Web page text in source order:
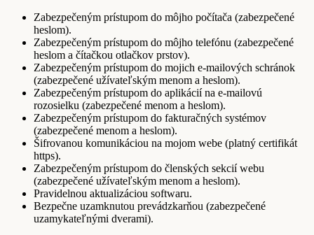
Zabezpečeným prístupom do môjho počítača (zabezpečené
heslom).
Zabezpečeným prístupom do môjho telefónu (zabezpečené
heslom a čítačkou otlačkov prstov).
Zabezpečeným prístupom do mojich e-mailových schránok
(zabezpečené užívateľským menom a heslom).
Zabezpečeným prístupom do aplikácií na e-mailovú
rozosielku (zabezpečené menom a heslom).
Zabezpečeným prístupom do fakturačných systémov
(zabezpečené menom a heslom).
Šifrovanou komunikáciou na mojom webe (platný certifikát
https).
Zabezpečeným prístupom do členských sekcií webu
(zabezpečené užívateľským menom a heslom).
Pravidelnou aktualizáciou softwaru.
Bezpečne uzamknutou prevádzkarňou (zabezpečené
uzamykateľnými dverami).